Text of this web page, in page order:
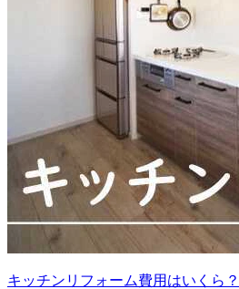
キッチンリフォーム費用はいくら